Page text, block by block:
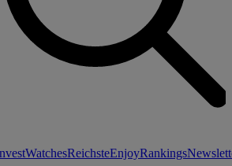
WatchesReichsteEnjoyRankings